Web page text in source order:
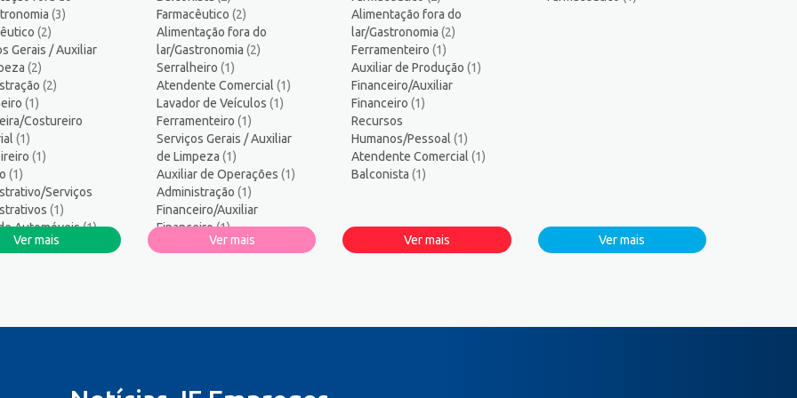
de Educação Infantil
1
1
1
Humanos/Pessoal
3
do Trabalho
2
Diversos
1
técnico de TI
1
Informática
1
(3)
(2)
Gerais / Auxiliar
(2)
(2)
(1)
Costureiro
(1)
(1)
(1)
Serviços
(1)
Automóveis(1)
de Veículos
Ver mais
Farmacêutico (2)
Alimentação fora do
lar/Gastronomia (2)
Serralheiro (1)
Atendente Comercial (1)
Lavador de Veículos (1)
Ferramenteiro (1)
Serviços Gerais / Auxiliar
de Limpeza (1)
Auxiliar de Operações (1)
Administração (1)
Financeiro/Auxiliar
Financeiro(1)
Ver mais
Alimentação fora do
lar/Gastronomia(2)
Ferramenteiro(1)
Auxiliar de Produção(1)
Financeiro/Auxiliar
Financeiro(1)
Recursos
Humanos/Pessoal(1)
Atendente Comercial(1)
Balconista(1)
Ver mais Ver mais